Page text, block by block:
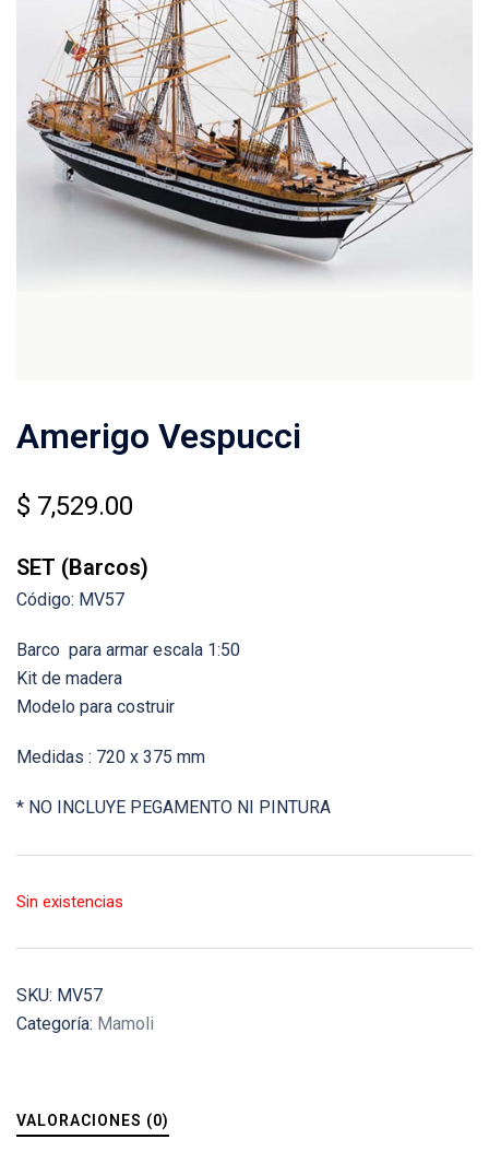
Amerigo Vespucci
$ 7,529.00
SET (Barcos)
Código: MV57
Barco para armar escala 1:50
Kit de madera
Modelo para costruir
Medidas : 720 x 375 mm
* NO INCLUYE PEGAMENTO NI PINTURA
Sin existencias
SKU: MV57
Categoría: Mamoli
VALORACIONES (0)